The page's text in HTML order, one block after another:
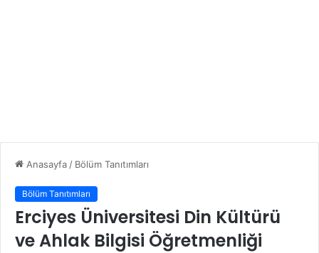
Anasayfa / Bölüm Tanıtımları
Bölüm Tanıtımları
Erciyes Üniversitesi Din Kültürü
ve Ahlak Bilgisi Öğretmenliği